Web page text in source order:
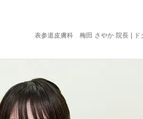
表参道皮膚科 梅田 さやか 院長 |